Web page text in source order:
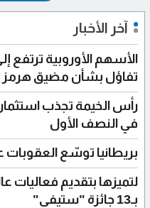
آخر الأخبار
الأسهم الأوروبية
تفاؤل بشأن مضيق هرمز
في النصف الأول
بريطانيا توسّع العقوبات
لتميزها بتقديم فعاليات
بـ13 جائزة "ستيفي"